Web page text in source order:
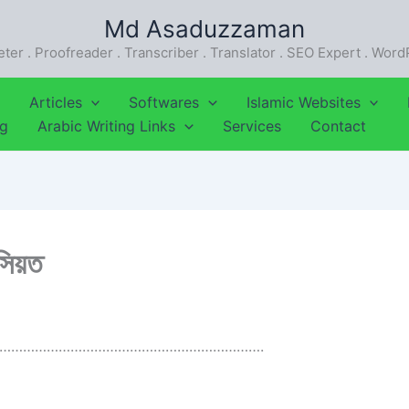
Md Asaduzzaman
. Proofreader . Transcriber . Translator . SEO Expert .
Articles Softwares Islamic Websites
Arabic Writing Links Services Contact